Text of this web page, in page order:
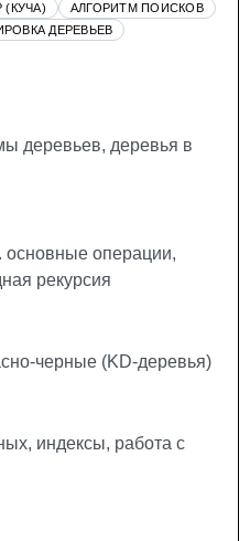
(КУЧА)
АЛГОРИТМ ПОИСКОВ
ДЕРЕВЬЕВ
деревьев, деревья в
основные операции,
рекурсия
черные (KD-деревья)
индексы, работа с